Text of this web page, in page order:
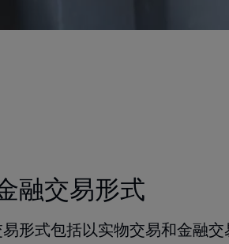
融交易形式
形式包括以实物交易和金融